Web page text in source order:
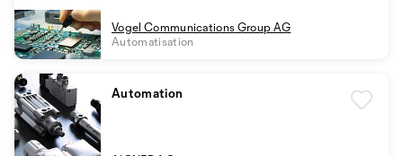
Vogel Communications Group AG
Automatisation
Automation